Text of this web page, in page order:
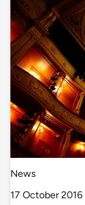
News
17 October 2016